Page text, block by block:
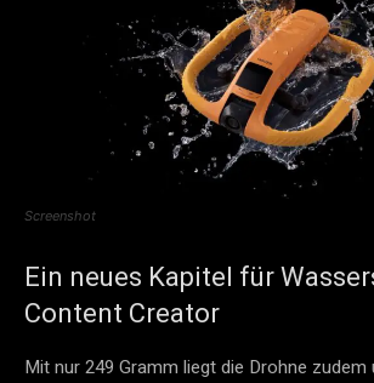
Screenshot
Ein neues Kapitel für
Content Creator
Mit nur 249 Gramm liegt die Drohne zudem